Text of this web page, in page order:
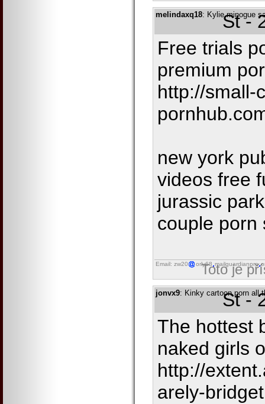
melindaxq18: Kylie minogue
St -
Free trials
premium
http://small-
new york
videos free
jurassic
couple porn
Email: zw20 orly68 mailguardianpro
Toto je
jonvx9: Kinky cartoon porn all
St -
The hottest
naked girls
http://
arely-bridget